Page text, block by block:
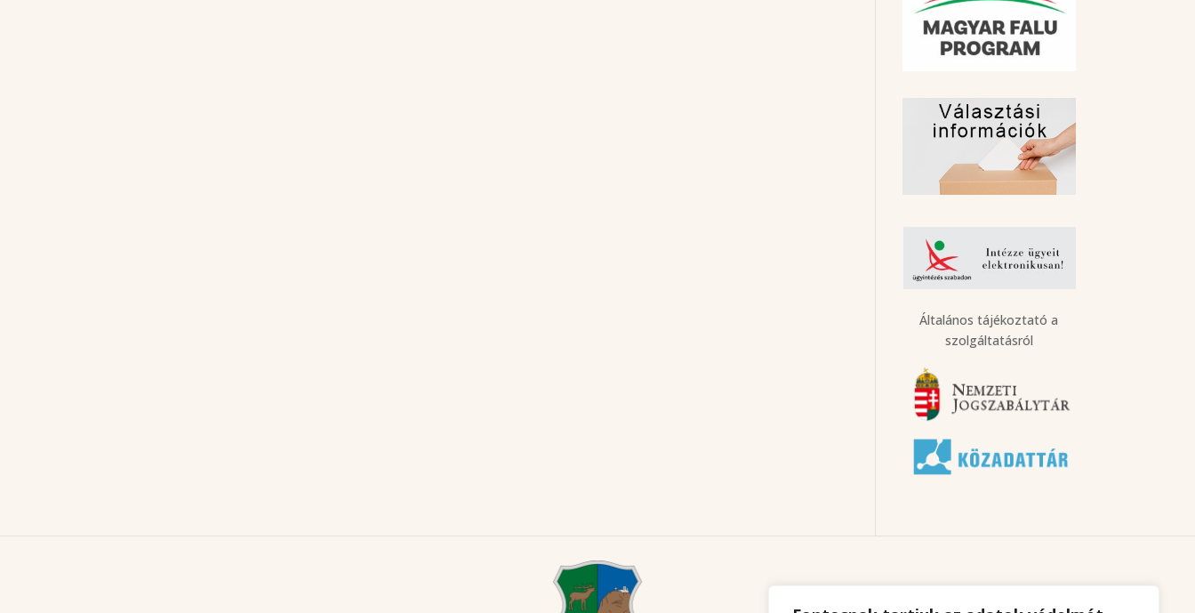
Általános tájékoztató a
szolgáltatásról